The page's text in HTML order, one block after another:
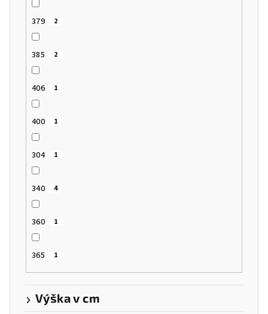
379 2
385 2
406 1
400 1
304 1
340 4
360 1
365 1
Výška v cm